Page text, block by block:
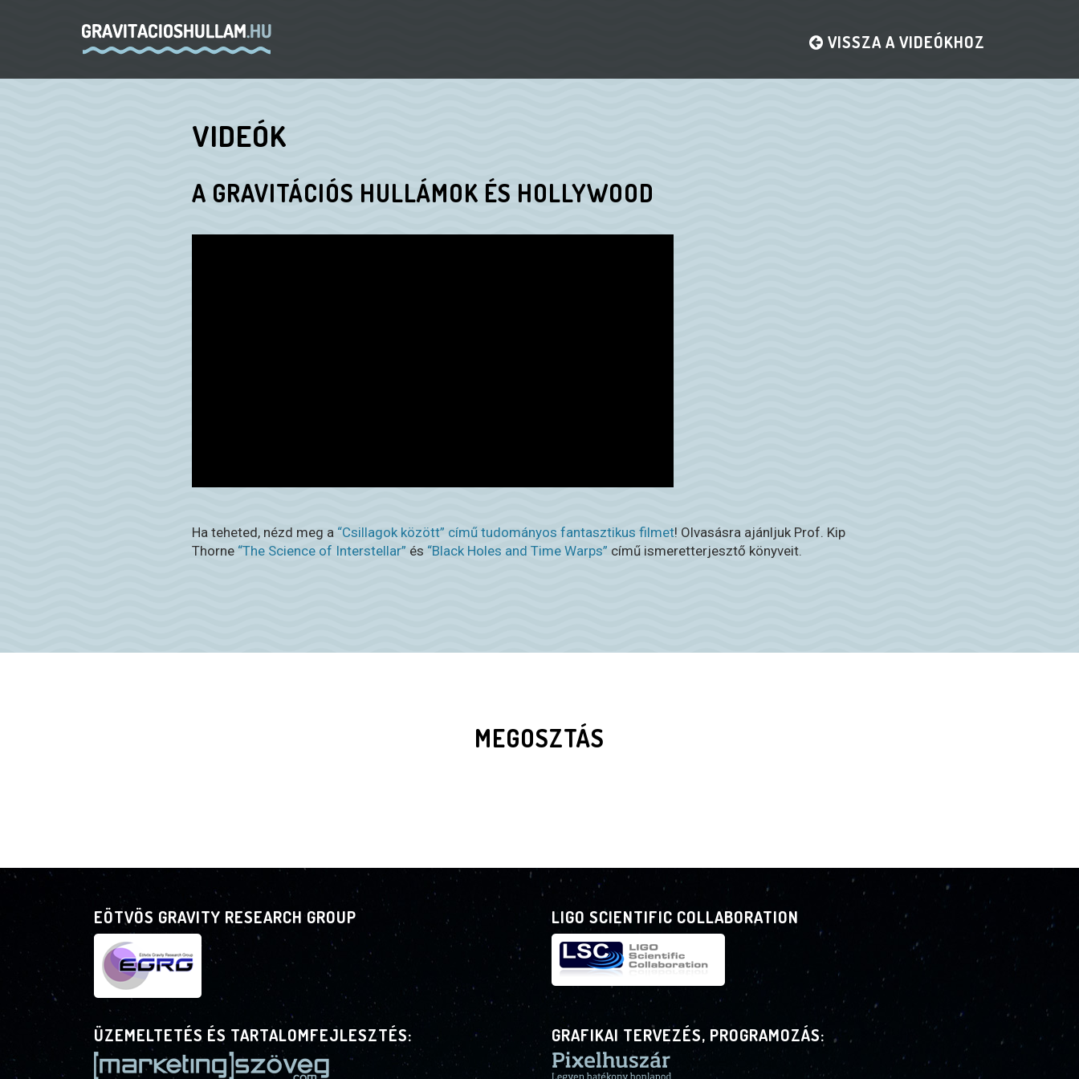
VISSZA A VIDEÓKHOZ
VIDEÓK
A GRAVITÁCIÓS HULLÁMOK ÉS HOLLYWOOD
Ha teheted, nézd meg a “Csillagok között” című tudományos fantasztikus filmet! Olvasásra ajánljuk Prof. Kip
Thorne “The Science of Interstellar” és “Black Holes and Time Warps” című ismeretterjesztő könyveit.
MEGOSZTÁS
EÖTVÖS GRAVITY RESEARCH GROUP LIGO SCIENTIFIC COLLABORATION
ÜZEMELTETÉS ÉS TARTALOMFEJLESZTÉS: GRAFIKAI TERVEZÉS, PROGRAMOZÁS: